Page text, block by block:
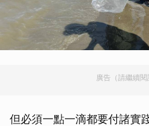
廣告（請繼續閱
但必須一點一滴都要付諸實